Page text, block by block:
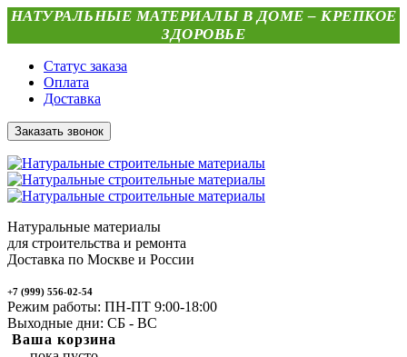
НАТУРАЛЬНЫЕ МАТЕРИАЛЫ В ДОМЕ – КРЕПКОЕ
ЗДОРОВЬЕ
Статус заказа
Оплата
Доставка
Заказать звонок
Натуральные материалы
для строительства и ремонта
Доставка по Москве и России
+7 (999) 556-02-54
Режим работы: ПН-ПТ 9:00-18:00
Выходные дни: СБ - ВС
Ваша корзина